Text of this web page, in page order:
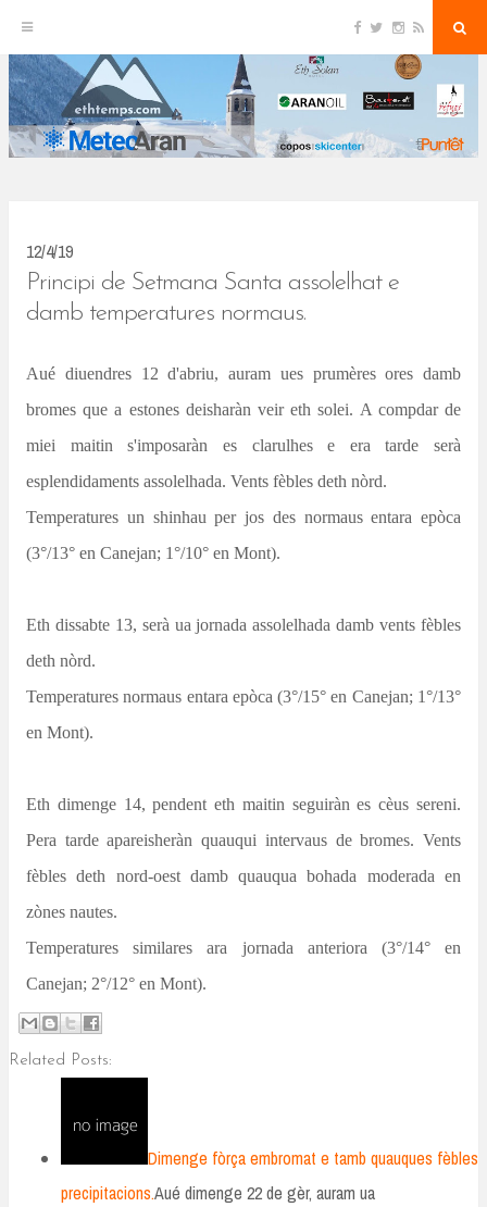
k
i
p
c
o
o
i
e
r
s
t
a
g
r
m
R
S
a
12/4/19
Principi de Setmana Santa assolelhat e
damb temperatures normaus.
Aué diuendres 12 d'abriu, auram ues prumères ores damb
bromes que a estones deisharàn veir eth solei. A compdar de
miei maitin s'imposaràn es clarulhes e era tarde serà
esplendidaments assolelhada. Vents fèbles deth nòrd.
Temperatures un shinhau per jos des normaus entara epòca
(3°/13° en Canejan; 1°/10° en Mont).
Eth dissabte 13, serà ua jornada assolelhada damb vents fèbles
deth nòrd.
Temperatures normaus entara epòca (3°/15° en Canejan; 1°/13°
en Mont).
Eth dimenge 14, pendent eth maitin seguiràn es cèus sereni.
Pera tarde apareisheràn quauqui intervaus de bromes. Vents
fèbles deth nord-oest damb quauqua bohada moderada en
zònes nautes.
Temperatures similares ara jornada anteriora (3°/14° en
Canejan; 2°/12° en Mont).
Related Posts:
Dimenge fòrça embromat e tamb quauques fèbles
precipitacions.Aué dimenge 22 de gèr, auram ua